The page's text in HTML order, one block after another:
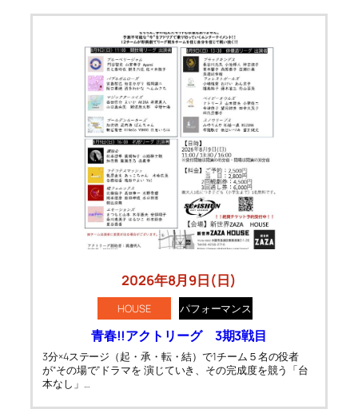
2026年8月9日(日)
HOUSE パフォーマンス
青春!!アクトリーグ 3期3戦目
3分×4ステージ（起・承・転・結）で1チーム５名の役者
が“その場で”ドラマを 演じていき、その完成度を競う「台
本なし」…